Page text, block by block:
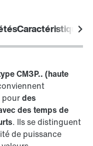
Caractéristiques
CM3P.. (haute
pourdes
des temps de
. Ils se distinguent
de puissance